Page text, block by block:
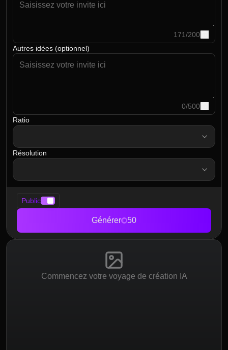
171/200
Autres idées (optionnel)
0/500
Ratio
ratio
Résolution
resolution
Public
Générer 50
Commencez votre voyage de création IA